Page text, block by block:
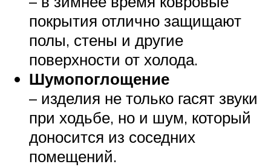
покрытия отлично защищают
полы, стены и другие
поверхности от холода.
Шумопоглощение
– изделия не только гасят звуки
при ходьбе, но и шум, который
доносится из соседних
помещений.